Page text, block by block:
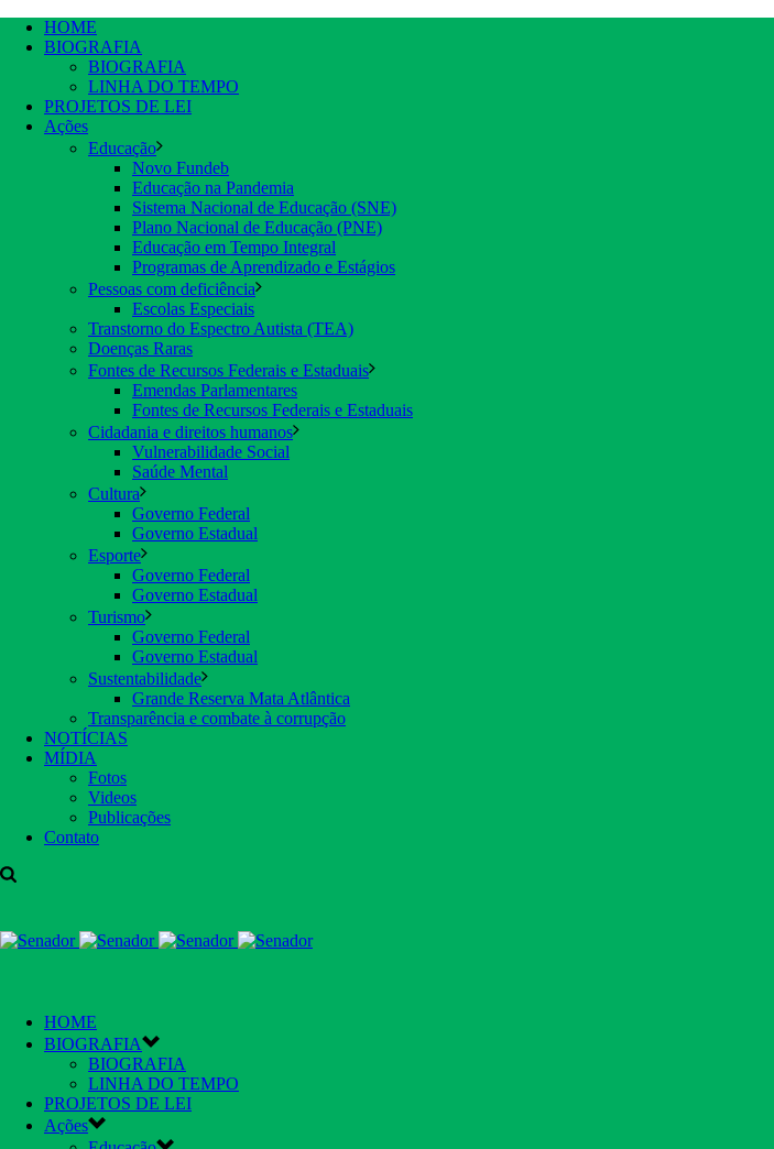
HOME
BIOGRAFIA
BIOGRAFIA
LINHA DO TEMPO
PROJETOS DE LEI
Ações
Educação
Novo Fundeb
Educação na Pandemia
Sistema Nacional de Educação (SNE)
Plano Nacional de Educação (PNE)
Educação em Tempo Integral
Programas de Aprendizado e Estágios
Pessoas com deficiência
Escolas Especiais
Transtorno do Espectro Autista (TEA)
Doenças Raras
Fontes de Recursos Federais e Estaduais
Emendas Parlamentares
Fontes de Recursos Federais e Estaduais
Cidadania e direitos humanos
Vulnerabilidade Social
Saúde Mental
Cultura
Governo Federal
Governo Estadual
Esporte
Governo Federal
Governo Estadual
Turismo
Governo Federal
Governo Estadual
Sustentabilidade
Grande Reserva Mata Atlântica
Transparência e combate à corrupção
NOTÍCIAS
MÍDIA
Fotos
Videos
Publicações
Contato
HOME
BIOGRAFIA
BIOGRAFIA
LINHA DO TEMPO
PROJETOS DE LEI
Ações